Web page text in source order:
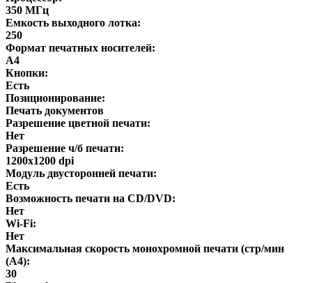
350 МГц
Емкость выходного лотка:
250
Формат печатных носителей:
A4
Кнопки:
Есть
Позиционирование:
Печать документов
Разрешение цветной печати:
Нет
Разрешение ч/б печати:
1200x1200 dpi
Модуль двусторонней печати:
Есть
Возможность печати на CD/DVD:
Нет
Wi-Fi:
Нет
Максимальная скорость монохромной печати (стр/мин
(A4):
30